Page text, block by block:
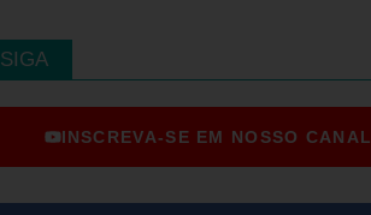
SIGA
INSCREVA-SE EM NOSSO CANAL